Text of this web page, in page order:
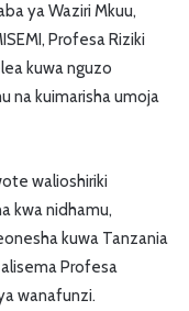
ya Waziri Mkuu,
Profesa Riziki
kuwa nguzo
na kuimarisha umoja
walioshiriki
kwa nidhamu,
kuwa Tanzania
Profesa
wanafunzi.